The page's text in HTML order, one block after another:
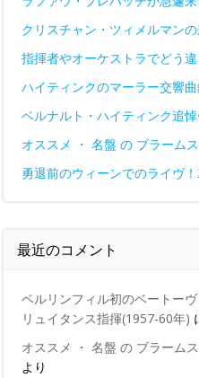
クリスチャン・ツィメルマン
指揮者やオーケストラでどう違
ハイティンクのマーラー交響
ベルナルト・ハイティンク追
オススメ ・ 名盤 の ブラーム
勇退前のウィーンでのライヴ
最近のコメント
ベルリンフィル初のベートー
リュイタンス指揮(1957-60年)
オススメ ・ 名盤 の ブラーム
より